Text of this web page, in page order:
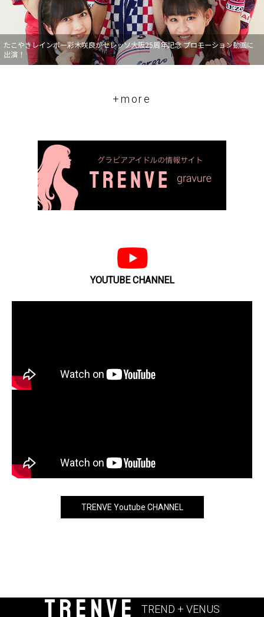
たこやきレインボー彩木咲良がセレッソ大阪25周年記念 プロモーション動画に
出演！
+more
YOUTUBE CHANNEL
TRENVE Youtube CHANNEL
TRENVE TREND + VENUS